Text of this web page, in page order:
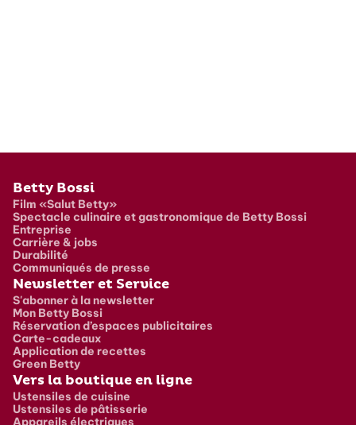
Pied de page
Betty Bossi
Film «Salut Betty»
Spectacle culinaire et gastronomique de Betty Bossi
Entreprise
Carrière & jobs
Durabilité
Communiqués de presse
Newsletter et Service
S'abonner à la newsletter
Mon Betty Bossi
Réservation d’espaces publicitaires
Carte-cadeaux
Application de recettes
Green Betty
Vers la boutique en ligne
Ustensiles de cuisine
Ustensiles de pâtisserie
Appareils électriques